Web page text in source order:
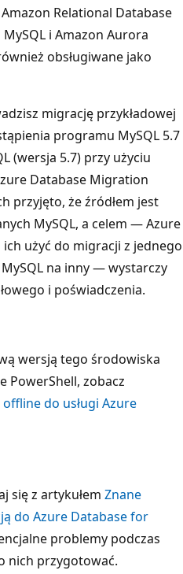
Relational Database
i Amazon Aurora
obsługiwane jako
migrację przykładowej
programu MySQL 5.7
(wersja 5.7) przy użyciu
Database Migration
przyjęto, że źródłem jest
MySQL, a celem — Azure
użyć do migracji z jednego
na inny — wystarczy
i poświadczenia.
wersją tego środowiska
PowerShell, zobacz
do usługi Azure
się z artykułem Znane
do Azure Database for
problemy podczas
nich przygotować.